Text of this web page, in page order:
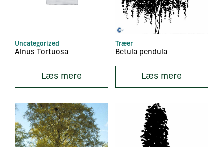
Uncategorized
Alnus Tortuosa
Læs mere
Træer
Betula pendula
Læs mere